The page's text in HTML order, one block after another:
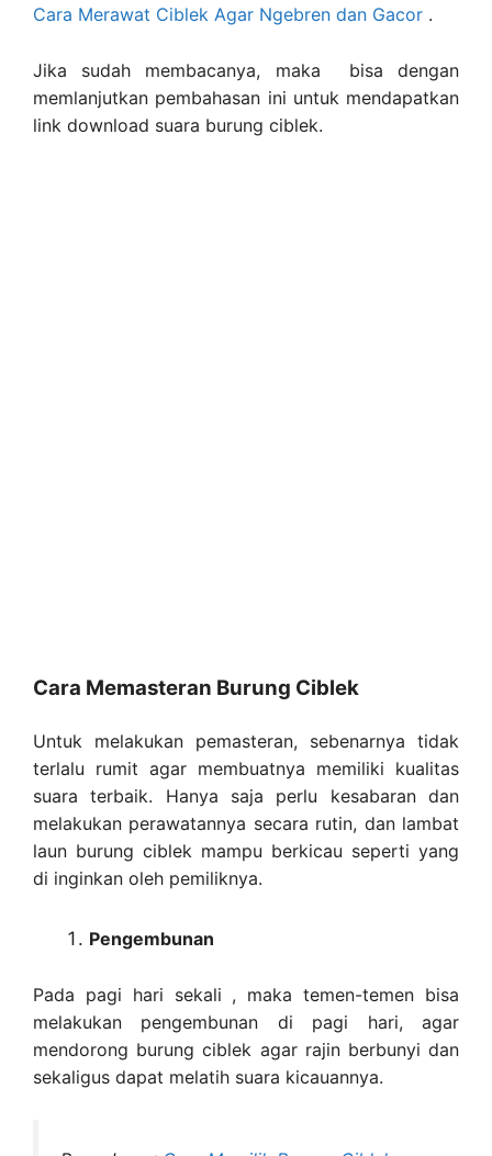
Cara Merawat Ciblek Agar Ngebren dan Gacor .
Jika sudah membacanya, maka bisa dengan
memlanjutkan pembahasan ini untuk mendapatkan
link download suara burung ciblek.
Cara Memasteran Burung Ciblek
Untuk melakukan pemasteran, sebenarnya tidak
terlalu rumit agar membuatnya memiliki kualitas
suara terbaik. Hanya saja perlu kesabaran dan
melakukan perawatannya secara rutin, dan lambat
laun burung ciblek mampu berkicau seperti yang
di inginkan oleh pemiliknya.
Pengembunan
Pada pagi hari sekali , maka temen-temen bisa
melakukan pengembunan di pagi hari, agar
mendorong burung ciblek agar rajin berbunyi dan
sekaligus dapat melatih suara kicauannya.